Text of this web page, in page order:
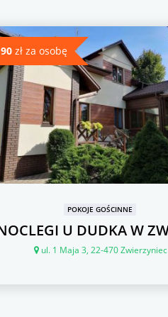
90zł za osobę
POKOJE GOŚCINNE
ul. 1 Maja 3, 22-470 Zwierzyniec